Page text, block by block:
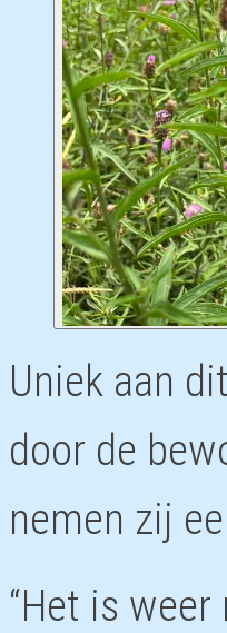
Uniek aan
door de
nemen zij
“Het is